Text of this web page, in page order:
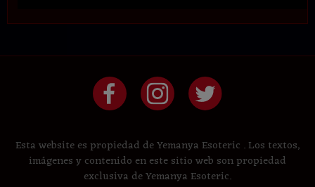
Esta website es propiedad de Yemanya Esoteric . Los textos,
imágenes y contenido en este sitio web son propiedad
exclusiva de Yemanya Esoteric.